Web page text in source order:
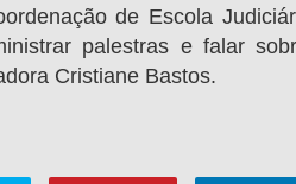
de Escola
palestras e falar
Cristiane Bastos.